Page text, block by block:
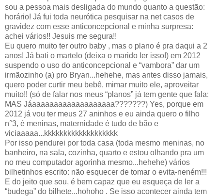
sou a pessoa mais desligada do mundo quanto a questão:
horário! Já fui toda neurótica pesquisar na net casos de
gravidez com esse anticoncepcional e minha surpresa:
achei vários!! Jesuis me segura!!
Eu quero muito ter outro baby , mas o plano é pra daqui a 2
anos! Já bati o martelo (deixa o marido ler isso!) em 2012
suspendo o uso do anticoncepcional e “vambora” dar um
irmãozinho (a) pro Bryan...hehehe, mas antes disso jamais,
quero poder curtir meu bebê, mimar muito ele, aproveitar
muito!! (só de falar nos meus “planos” já tem gente que fala:
MAS Jáaaaaaaaaaaaaaaaaaaa???????) Yes, porque em
2012 já vou ter meus 27 aninhos e eu ainda quero o filho
n°3, é meninas, maternidade é tudo de bão e
viciaaaaa...kkkkkkkkkkkkkkkkkkk
Por isso pendurei por toda casa (toda mesmo meninas, no
banheiro, na sala, cozinha, quarto e estou olhando pra um
no meu computador agorinha mesmo...hehehe) vários
bilhetinhos escrito: não esquecer de tomar o evita-neném!!!
E do jeito que sou, é bem capaz que eu esqueça de ler a
“budega” do bilhete...hohoho . Se isso acontecer ainda tem